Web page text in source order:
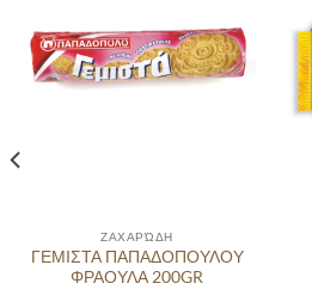
αγαπημένα
ΖΑΧΑΡΏΔΗ
ΓΕΜΙΣΤΑ ΠΑΠΑΔΟΠΟΥΛΟΥ
ΦΡΑΟΥΛΑ 200GR